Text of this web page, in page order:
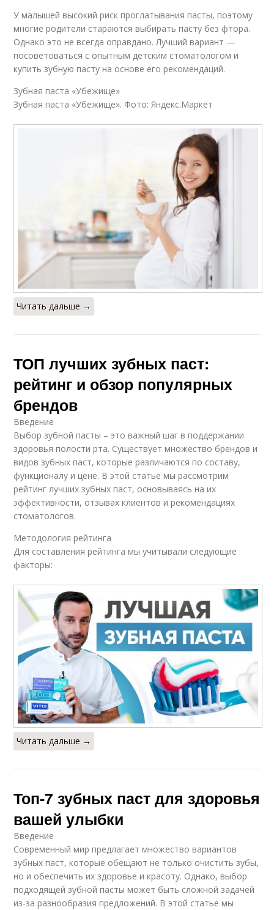
У малышей высокий риск проглатывания пасты, поэтому
многие родители стараются выбирать пасту без фтора.
Однако это не всегда оправдано. Лучший вариант —
посоветоваться с опытным детским стоматологом и
купить зубную пасту на основе его рекомендаций.
Зубная паста «Убежище»
Зубная паста «Убежище». Фото: Яндекс.Маркет
Читать дальше →
ТОП лучших зубных паст:
рейтинг и обзор популярных
брендов
Введение
Выбор зубной пасты – это важный шаг в поддержании
здоровья полости рта. Существует множество брендов и
видов зубных паст, которые различаются по составу,
функционалу и цене. В этой статье мы рассмотрим
рейтинг лучших зубных паст, основываясь на их
эффективности, отзывах клиентов и рекомендациях
стоматологов.
Методология рейтинга
Для составления рейтинга мы учитывали следующие
факторы:
Читать дальше →
Топ-7 зубных паст для здоровья
вашей улыбки
Введение
Современный мир предлагает множество вариантов
зубных паст, которые обещают не только очистить зубы,
но и обеспечить их здоровье и красоту. Однако, выбор
подходящей зубной пасты может быть сложной задачей
из-за разнообразия предложений. В этой статье мы